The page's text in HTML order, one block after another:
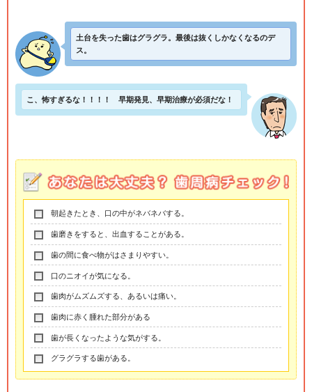
土台を失った歯はグラグラ。最後は抜くしかなくなるのデ
ス。
こ、怖すぎるな！！！！ 早期発見、早期治療が必須だな！
朝起きたとき、口の中がネバネバする。
歯磨きをすると、出血することがある。
歯の間に食べ物がはさまりやすい。
口のニオイが気になる。
歯肉がムズムズする、あるいは痛い。
歯肉に赤く腫れた部分がある
歯が長くなったような気がする。
グラグラする歯がある。